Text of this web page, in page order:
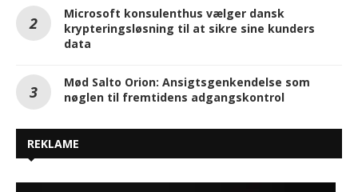
Microsoft konsulenthus vælger dansk
krypteringsløsning til at sikre sine kunders
data
Mød Salto Orion: Ansigtsgenkendelse som
nøglen til fremtidens adgangskontrol
REKLAME